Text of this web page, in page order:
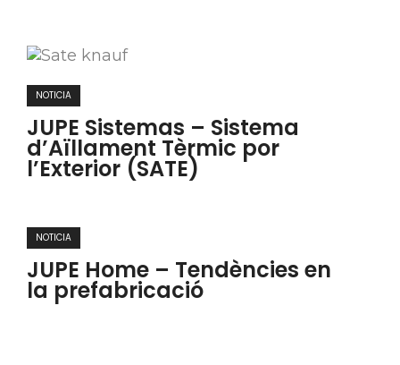
NOTICIA
JUPE Sistemas – Sistema
d’Aïllament Tèrmic por
l’Exterior (SATE)
NOTICIA
JUPE Home – Tendències en
la prefabricació